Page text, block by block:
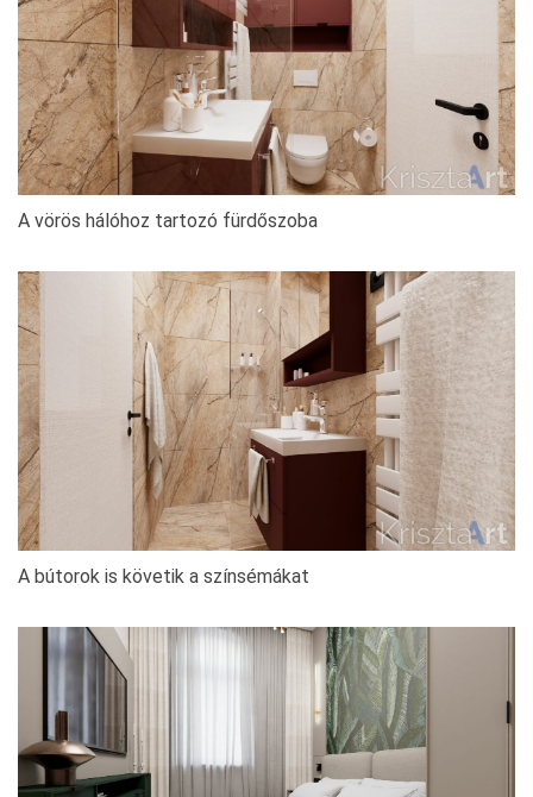
A vörös hálóhoz tartozó fürdőszoba
A bútorok is követik a színsémákat